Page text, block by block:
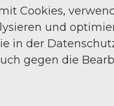
Auf der Karte
Cookies,
und
in der
gegen die